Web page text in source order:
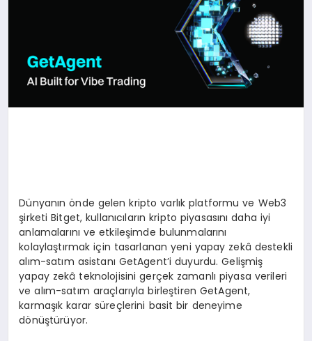
Dünyanın önde gelen kripto varlık platformu ve Web3
şirketi Bitget, kullanıcıların kripto piyasasını daha iyi
anlamalarını ve etkileşimde bulunmalarını
kolaylaştırmak için tasarlanan yeni yapay zekâ destekli
alım-satım asistanı GetAgent’i duyurdu. Gelişmiş
yapay zekâ teknolojisini gerçek zamanlı piyasa verileri
ve alım-satım araçlarıyla birleştiren GetAgent,
karmaşık karar süreçlerini basit bir deneyime
dönüştürüyor.